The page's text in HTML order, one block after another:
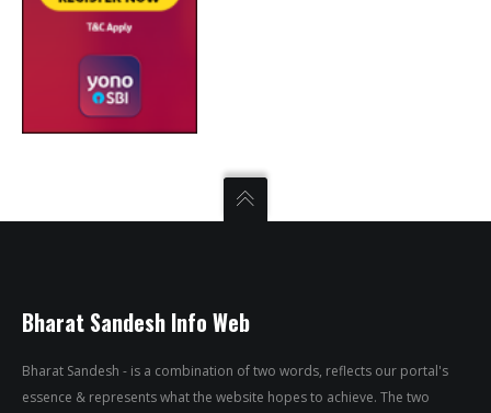
Bharat Sandesh Info Web
Bharat Sandesh - is a combination of two words, reflects our portal's
essence & represents what the website hopes to achieve. The two